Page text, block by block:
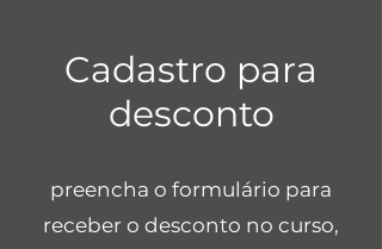
Cadastro para
desconto
preencha o formulário para
receber o desconto no curso,